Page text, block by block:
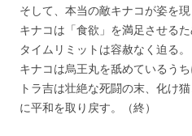
そして、本当の敵キナコが姿を現
キナコは「食欲」を満足させる
タイムリミットは容赦なく迫る。
キナコは烏王丸を舐めているう
トラ吉は壮絶な死闘の末、化け
に平和を取り戻す。（終）